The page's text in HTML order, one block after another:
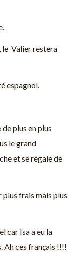
le Valier restera
espagnol.
plus en plus
le grand
et se régale de
plus frais mais plus
car Isa a eu la
Ah ces français !!!!